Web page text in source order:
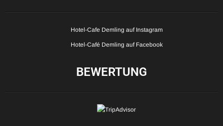
Hotel-Cafe Demling auf Instagram
Hotel-Café Demling auf Facebook
BEWERTUNG